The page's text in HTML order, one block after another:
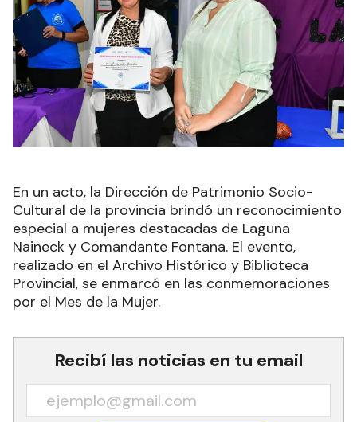
En un acto, la Dirección de Patrimonio Socio-
Cultural de la provincia brindó un reconocimiento
especial a mujeres destacadas de Laguna
Naineck y Comandante Fontana. El evento,
realizado en el Archivo Histórico y Biblioteca
Provincial, se enmarcó en las conmemoraciones
por el Mes de la Mujer.
Recibí las noticias en tu email